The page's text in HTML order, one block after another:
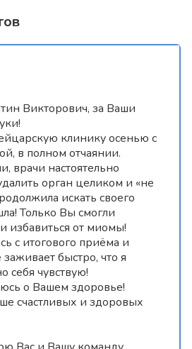
Викторович, за Ваши
клинику осенью с
в полном отчаянии.
врачи настоятельно
орган целиком и «не
искать своего
Только Вы смогли
избавиться от миомы!
с итогового приёма и
заживает быстро, что я
себя чувствую!
о Вашем здоровье!
счастливых и здоровых